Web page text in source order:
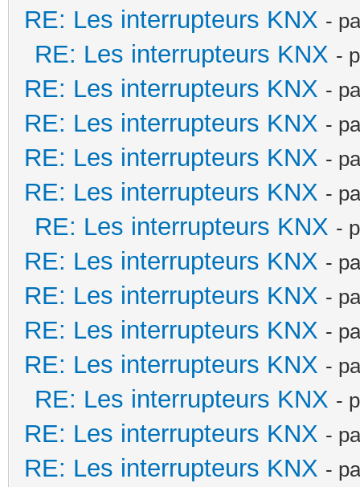
RE: Les interrupteurs KNX -
RE: Les interrupteurs KNX -
RE: Les interrupteurs KNX -
RE: Les interrupteurs KNX -
RE: Les interrupteurs KNX -
RE: Les interrupteurs KNX -
RE: Les interrupteurs KNX -
RE: Les interrupteurs KNX -
RE: Les interrupteurs KNX -
RE: Les interrupteurs KNX -
RE: Les interrupteurs KNX -
RE: Les interrupteurs KNX -
RE: Les interrupteurs KNX -
RE: Les interrupteurs KNX -